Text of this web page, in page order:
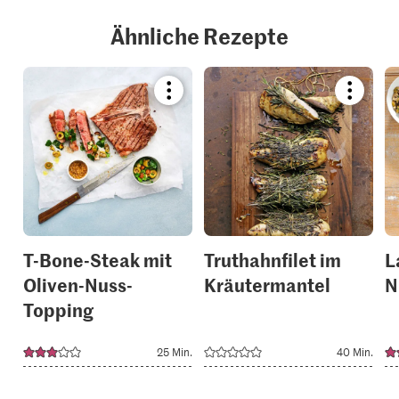
Ähnliche Rezepte
Bookmark
recipe
collections.
T-Bone-Steak mit
Oliven-Nuss-
Topping
25 Min.
recipe
or
add
to
your
Truthahnfilet im
Kräutermantel
40 Min.